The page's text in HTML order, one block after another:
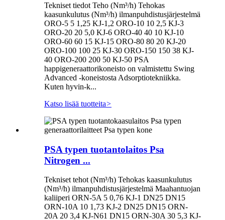
Tekniset tiedot Teho (Nm³/h) Tehokas
kaasunkulutus (Nm³/h) ilmanpuhdistusjärjestelmä
ORO-5 5 1,25 KJ-1,2 ORO-10 10 2,5 KJ-3
ORO-20 20 5,0 KJ-6 ORO-40 40 10 KJ-10
ORO-60 60 15 KJ-15 ORO-80 80 20 KJ-20
ORO-100 100 25 KJ-30 ORO-150 150 38 KJ-
40 ORO-200 200 50 KJ-50 PSA
happigeneraattorikoneisto on valmistettu Swing
Advanced -koneistosta Adsorptiotekniikka.
Kuten hyvin-k...
Katso lisää tuotteita>
PSA typen tuotantolaitos Psa
Nitrogen ...
Tekniset tehot (Nm³/h) Tehokas kaasunkulutus
(Nm³/h) ilmanpuhdistusjärjestelmä Maahantuojan
kaliiperi ORN-5A 5 0,76 KJ-1 DN25 DN15
ORN-10A 10 1,73 KJ-2 DN25 DN15 ORN-
20A 20 3,4 KJ-N61 DN15 ORN-30A 30 5,3 KJ-